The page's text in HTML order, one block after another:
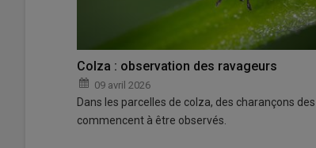
Colza : observation des ravageurs
09 avril 2026
Dans les parcelles de colza, des charançons
commencent à être observés.